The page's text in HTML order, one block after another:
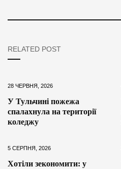
RELATED POST
28 ЧЕРВНЯ, 2026
У Тульчині пожежа
спалахнула на території
коледжу
5 СЕРПНЯ, 2026
Хотіли зекономити: у